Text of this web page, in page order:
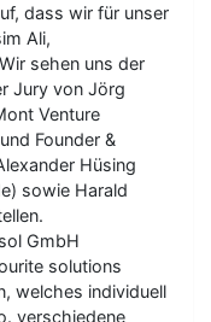
dass wir für unser
Ali,
sehen uns der
Jury von Jörg
Venture
Founder &
Hüsing
sowie Harald
GmbH
solutions
welches individuell
verschiedene